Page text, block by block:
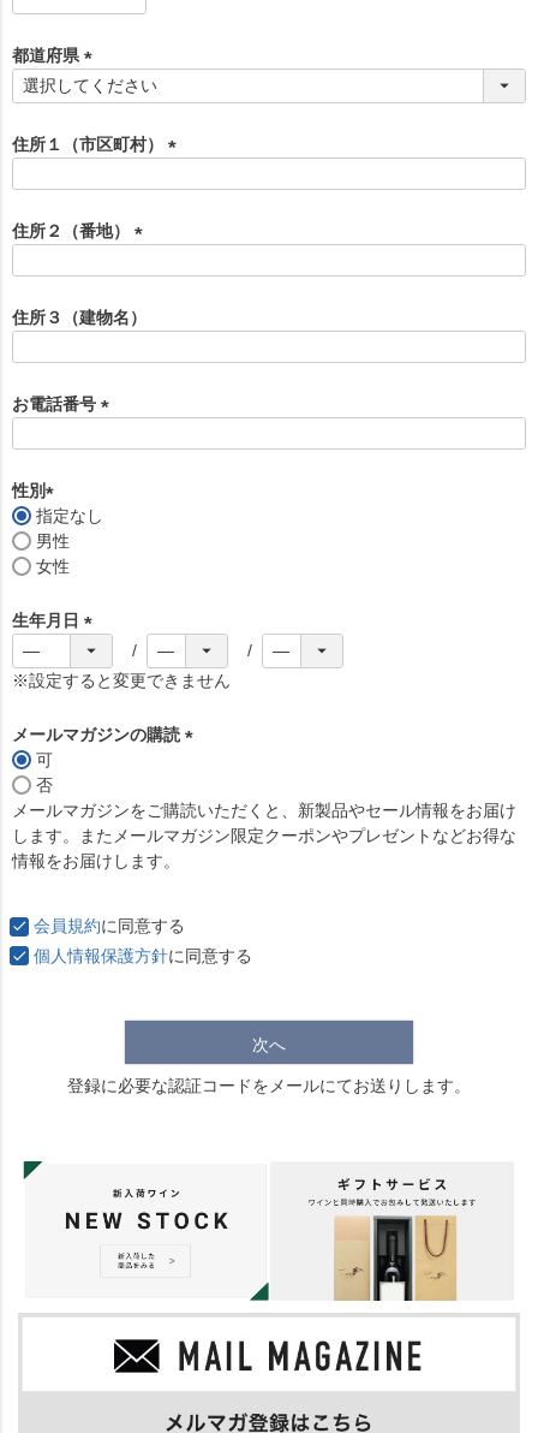
須
)
都道府県
(
須
)
住所１（市区町村）
)
住所２（番地）
須
)
住所３（建物名）
お電話番号
性別
(
必
須
指定なし
男性
女性
生年月日
(
必
)
※設定すると変更できません
メールマガジンの購読
須
)
可
否
メールマガジンをご購読いただくと、新製品やセール情報をお届け
します。またメールマガジン限定クーポンやプレゼントなどお得な
情報をお届けします。
会員規約に同意する
個人情報保護方針に同意する
次へ
登録に必要な認証コードをメールにてお送りします。